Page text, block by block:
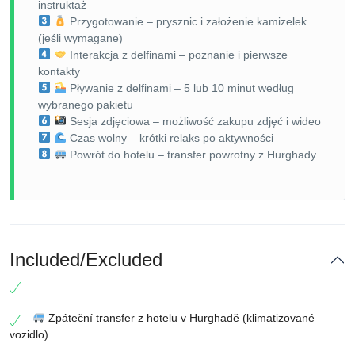
instruktaż
Przygotowanie – prysznic i założenie kamizelek
(jeśli wymagane)
Interakcja z delfinami – poznanie i pierwsze
kontakty
Pływanie z delfinami – 5 lub 10 minut według
wybranego pakietu
Sesja zdjęciowa – możliwość zakupu zdjęć i wideo
Czas wolny – krótki relaks po aktywności
Powrót do hotelu – transfer powrotny z Hurghady
Included/Excluded
Zpáteční transfer z hotelu v Hurghadě (klimatizované
vozidlo)